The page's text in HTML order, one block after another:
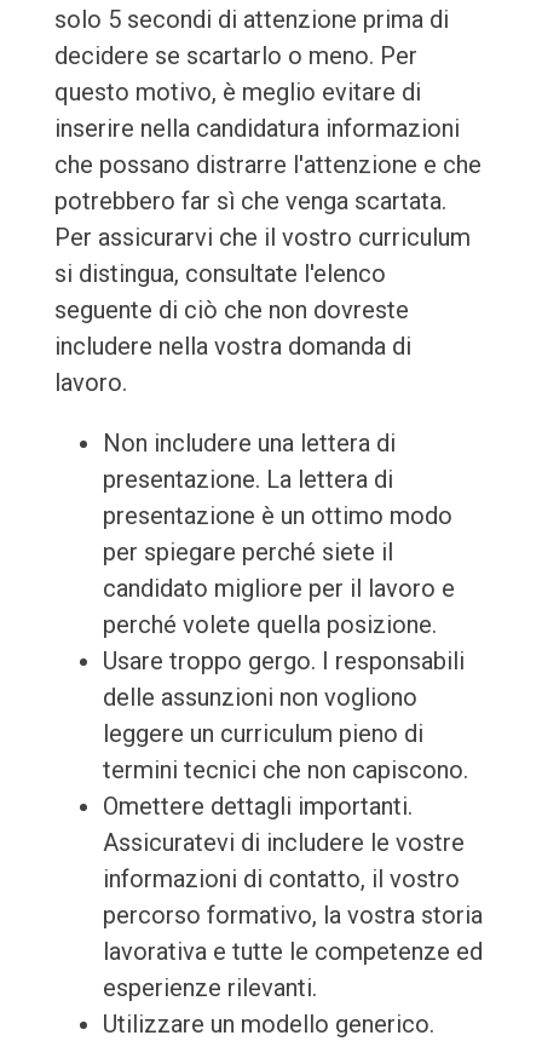
solo 5 secondi di attenzione prima di
decidere se scartarlo o meno. Per
questo motivo, è meglio evitare di
inserire nella candidatura informazioni
che possano distrarre l'attenzione e che
potrebbero far sì che venga scartata.
Per assicurarvi che il vostro curriculum
si distingua, consultate l'elenco
seguente di ciò che non dovreste
includere nella vostra domanda di
lavoro.
Non includere una lettera di
presentazione. La lettera di
presentazione è un ottimo modo
per spiegare perché siete il
candidato migliore per il lavoro e
perché volete quella posizione.
Usare troppo gergo. I responsabili
delle assunzioni non vogliono
leggere un curriculum pieno di
termini tecnici che non capiscono.
Omettere dettagli importanti.
Assicuratevi di includere le vostre
informazioni di contatto, il vostro
percorso formativo, la vostra storia
lavorativa e tutte le competenze ed
esperienze rilevanti.
Utilizzare un modello generico.